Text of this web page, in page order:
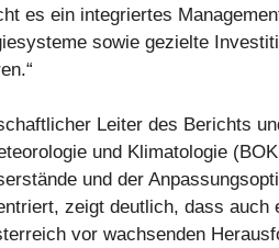
es ein integriertes
sowie gezielte
Leiter des Berichts
und Klimatologie
und der
zeigt deutlich, dass auch
vor wachsenden